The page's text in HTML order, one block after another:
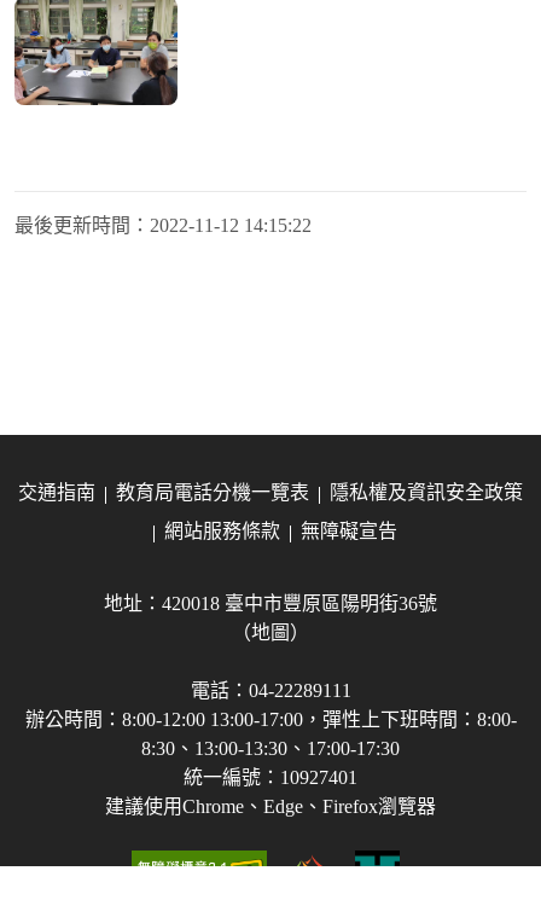
最後更新時間： 2022-11-12 14:15:22
交通指南 教育局電話分機一覽表
隱私權及資訊安全政策
網站服務條款
無障礙宣告
地址：420018 臺中市豐原區陽明街36號
（地圖）
電話：04-22289111
辦公時間：8:00-12:00 13:00-17:00，彈性上下班時間：8:00-
8:30、13:00-13:30、17:00-17:30
統一編號：10927401
建議使用Chrome、Edge、Firefox瀏覽器